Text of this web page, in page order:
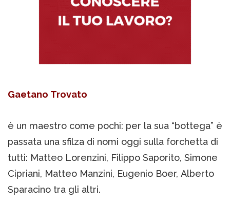
Gaetano Trovato
è un maestro come pochi: per la sua “bottega” è
passata una sfilza di nomi oggi sulla forchetta di
tutti: Matteo Lorenzini, Filippo Saporito, Simone
Cipriani, Matteo Manzini, Eugenio Boer, Alberto
Sparacino tra gli altri.